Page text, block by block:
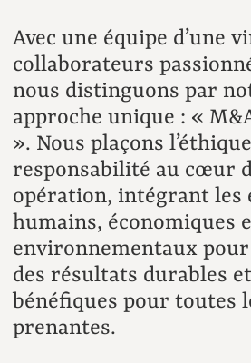
Avec une équipe d’une
collaborateurs
nous distinguons par
approche unique : «
». Nous plaçons
responsabilité au cœur
opération, intégrant les
humains, économiques
environnementaux
des résultats durables et
bénéfiques pour toutes
prenantes.